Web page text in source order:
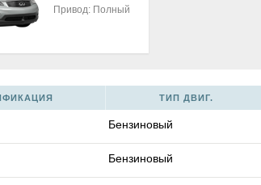
Привод: Полный
ТИП ДВИГ.
Бензиновый
Бензиновый